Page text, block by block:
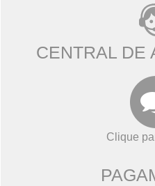
CENTRAL DE
Clique